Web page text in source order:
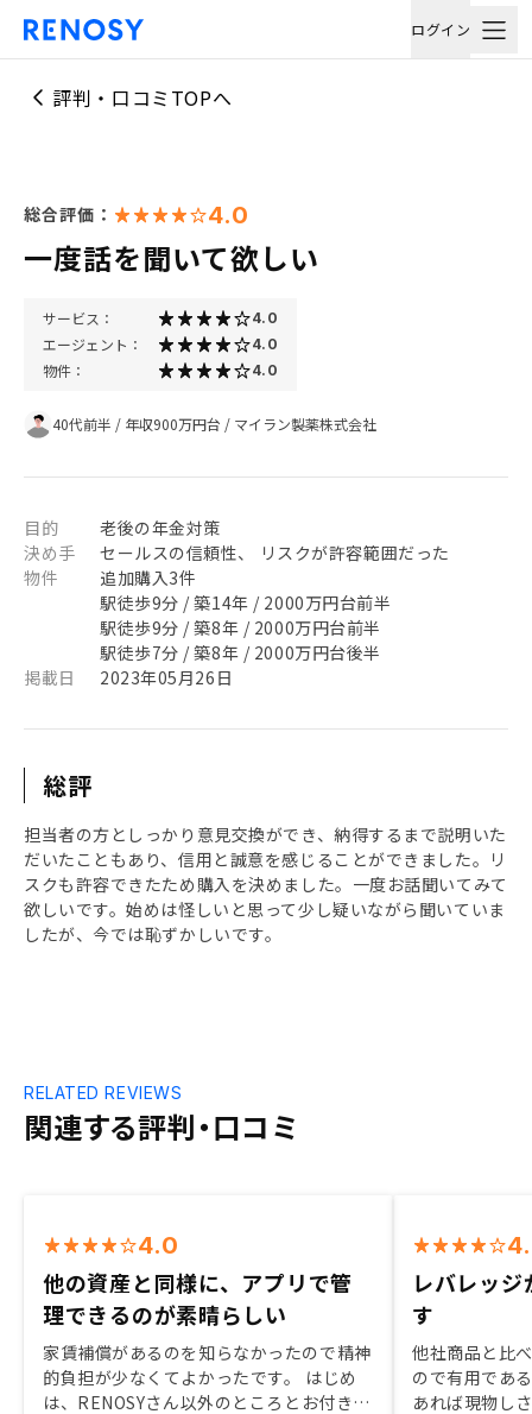
ログイン
評判・口コミTOPへ
総合評価： 4.0
一度話を聞いて欲しい
サービス： 4.0
エージェント： 4.0
物件： 4.0
40代前半 / 年収900万円台 / マイラン製薬株式会社
目的
老後の年金対策
決め手
セールスの信頼性、 リスクが許容範囲だった
物件
追加購入3件
駅徒歩9分 / 築14年 / 2000万円台前半
駅徒歩9分 / 築8年 / 2000万円台前半
駅徒歩7分 / 築8年 / 2000万円台後半
掲載日
2023年05月26日
総評
担当者の方としっかり意見交換ができ、納得するまで説明いた
だいたこともあり、信用と誠意を感じることができました。リ
スクも許容できたため購入を決めました。一度お話聞いてみて
欲しいです。始めは怪しいと思って少し疑いながら聞いていま
したが、今では恥ずかしいです。
関連する評判・口コミ
RELATED REVIEWS
4.0
他の資産と同様に、アプリで管
理できるのが素晴らしい
家賃補償があるのを知らなかったので精神
的負担が少なくてよかったです。 はじめ
は、RENOSYさん以外のところとお付き合
レバレッ
す
他社商品と比
ので有用であ
あれば現物し